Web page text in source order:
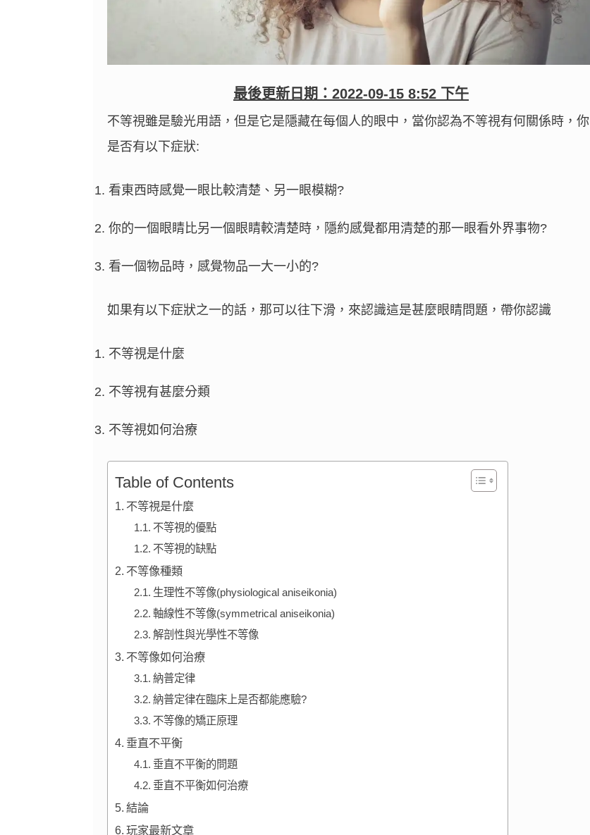
最後更新日期： 2022-09-15 8:52 下午
不等視雖是驗光用語，但是它是隱藏在每個人的眼中，當你認為不等視有何關係時，你
是否有以下症狀:
看東西時感覺一眼比較清楚、另一眼模糊?
你的一個眼睛比另一個眼睛較清楚時，隱約感覺都用清楚的那一眼看外界事物?
看一個物品時，感覺物品一大一小的?
如果有以下症狀之一的話，那可以往下滑，來認識這是甚麼眼睛問題，帶你認識
不等視是什麼
不等視有甚麼分類
不等視如何治療
Table of Contents
不等視是什麼
不等視的優點
不等視的缺點
不等像種類
生理性不等像(physiological aniseikonia)
軸線性不等像(symmetrical aniseikonia)
解剖性與光學性不等像
不等像如何治療
納普定律
納普定律在臨床上是否都能應驗?
不等像的矯正原理
垂直不平衡
垂直不平衡的問題
垂直不平衡如何治療
結論
玩家最新文章